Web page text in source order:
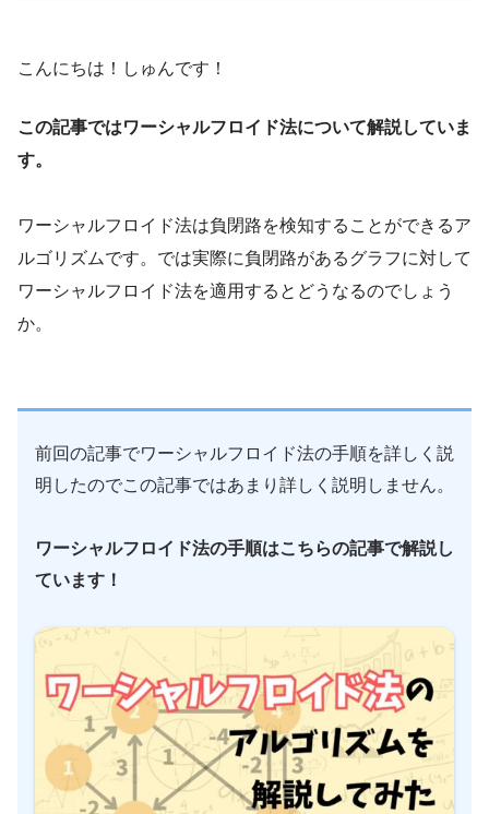
こんにちは！しゅんです！
この記事ではワーシャルフロイド法について解説していま
す。
ワーシャルフロイド法は負閉路を検知することができるア
ルゴリズムです。では実際に負閉路があるグラフに対して
ワーシャルフロイド法を適用するとどうなるのでしょう
か。
前回の記事でワーシャルフロイド法の手順を詳しく説
明したのでこの記事ではあまり詳しく説明しません。
ワーシャルフロイド法の手順はこちらの記事で解説し
ています！